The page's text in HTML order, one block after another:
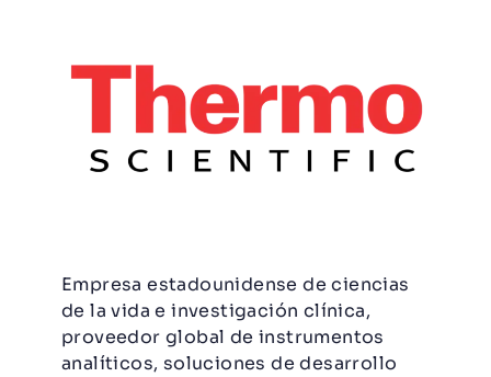
Empresa estadounidense de ciencias
de la vida e investigación clínica,
proveedor global de instrumentos
analíticos, soluciones de desarrollo